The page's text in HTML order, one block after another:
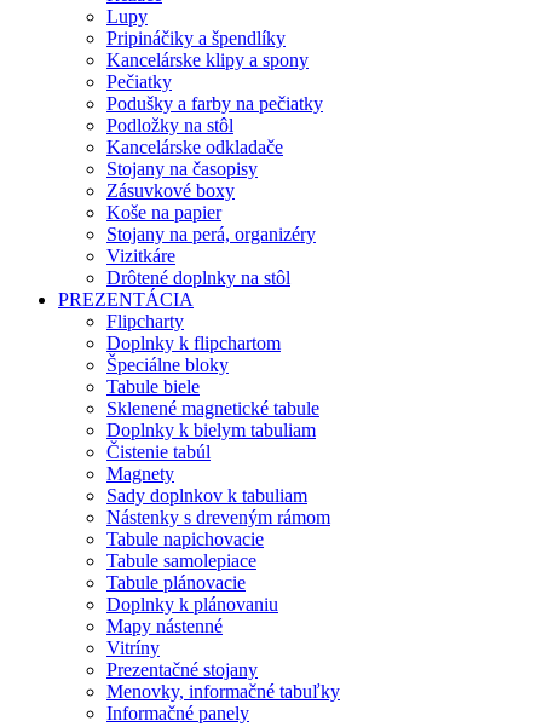
Lupy
Pripináčiky a špendlíky
Kancelárske klipy a spony
Pečiatky
Podušky a farby na pečiatky
Podložky na stôl
Kancelárske odkladače
Stojany na časopisy
Zásuvkové boxy
Koše na papier
Stojany na perá, organizéry
Vizitkáre
Drôtené doplnky na stôl
PREZENTÁCIA
Flipcharty
Doplnky k flipchartom
Špeciálne bloky
Tabule biele
Sklenené magnetické tabule
Doplnky k bielym tabuliam
Čistenie tabúl
Magnety
Sady doplnkov k tabuliam
Nástenky s dreveným rámom
Tabule napichovacie
Tabule samolepiace
Tabule plánovacie
Doplnky k plánovaniu
Mapy nástenné
Vitríny
Prezentačné stojany
Menovky, informačné tabuľky
Informačné panely